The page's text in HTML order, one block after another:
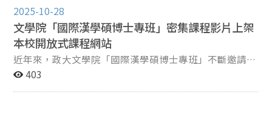
2025-10-28
文學院「國際漢學碩博士專班」密集課程影片上架
本校開放式課程網站
近年來，政大文學院「國際漢學碩博士專班」不斷邀請國
內外學者參與本校國際漢學密集課程，與本地及國外師生
403